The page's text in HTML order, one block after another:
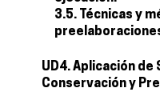
3.5. Técnicas y
UD4. Aplicación de
Conservación y